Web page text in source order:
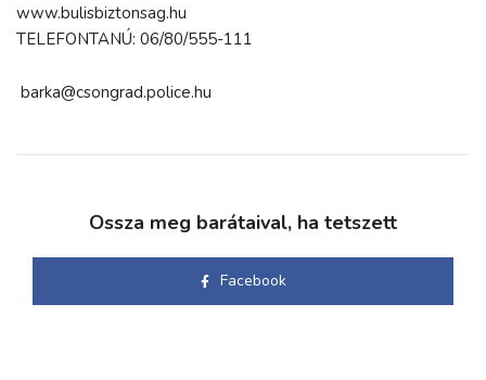
www.bulisbiztonsag.hu
TELEFONTANÚ: 06/80/555-111
barka@csongrad.police.hu
Ossza meg barátaival, ha tetszett
Facebook